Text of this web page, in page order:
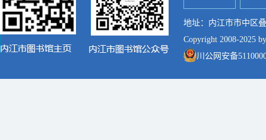
地址：内江市市中区
Copyright 2008-2025
川公网安备